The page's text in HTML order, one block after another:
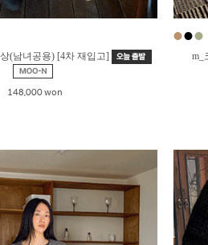
(남녀공용) [4차 재입고]
148,000 won
●●●
m_